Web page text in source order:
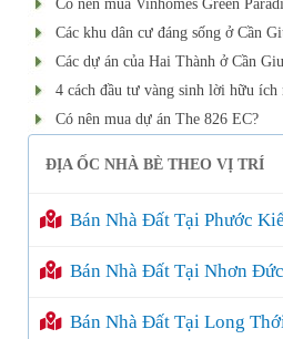
Có nên mua Vinhomes Green
Các khu dân cư đáng sống ở Cần
Các dự án của Hai Thành ở Cần
4 cách đầu tư vàng sinh lời hữu ích
Có nên mua dự án The 826 EC?
ĐỊA ỐC NHÀ BÈ THEO VỊ TRÍ
Bán Nhà Đất Tại Phước
Bán Nhà Đất Tại Nhơn Đức
Bán Nhà Đất Tại Long